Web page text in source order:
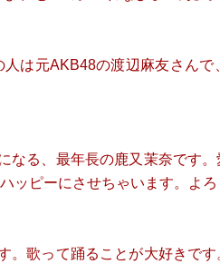
人は元AKB48の渡辺麻友さん
なる、最年長の⿅⼜茉奈です
ッピーにさせちゃいます。よろ
。歌って踊ることが大好きで